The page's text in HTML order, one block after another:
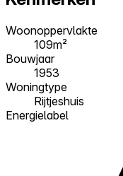
Woonoppervlakte
109m²
Bouwjaar
1953
Woningtype
Rijtjeshuis
Energielabel